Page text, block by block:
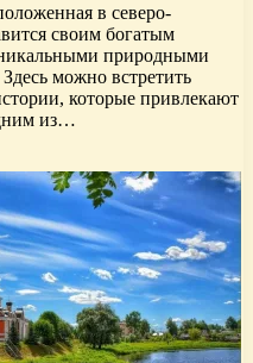
в северо-
своим богатым
природными
можно встретить
которые привлекают
из…